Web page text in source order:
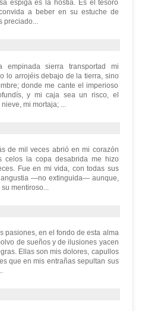
espiga es la hostia. Es el tesoro
a beber en su estuche de
preciado...
sierra transportad mi
lo arrojéis debajo de la tierra, sino
donde me cante el imperioso
y mi caja sea un risco, el
mi mortaja; ...
de mil veces abrió en mi corazón
celos la copa desabrida me hizo
Fue en mi vida, con todas sus
—no extinguida— aunque,
mentiroso...
pasiones, en el fondo de esta alma
de sueños y de ilusiones yacen
Ellas son mis dolores, capullos
que en mis entrañas sepultan sus